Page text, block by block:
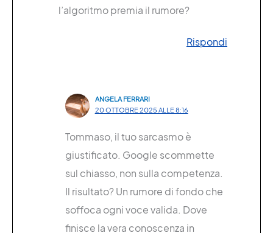
l’algoritmo premia il rumore?
Rispondi
ANGELA FERRARI
20 OTTOBRE 2025 ALLE 8:16
Tommaso, il tuo sarcasmo è
giustificato. Google scommette
sul chiasso, non sulla competenza.
Il risultato? Un rumore di fondo che
soffoca ogni voce valida. Dove
finisce la vera conoscenza in